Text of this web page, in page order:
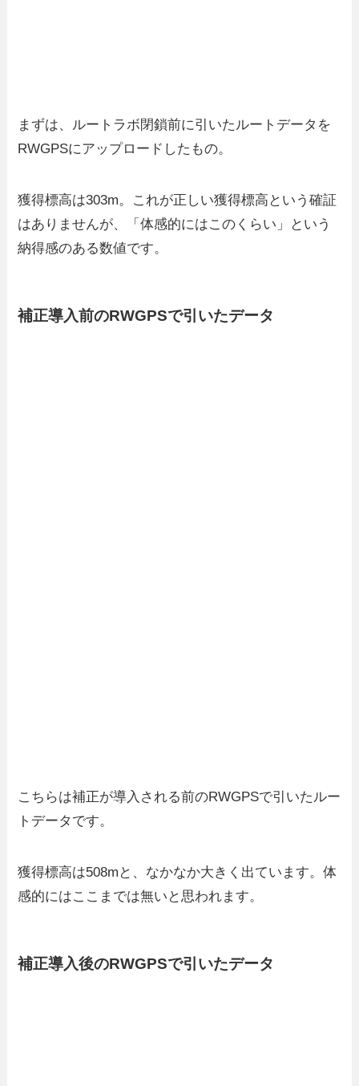
まずは、ルートラボ閉鎖前に引いたルートデータを
RWGPSにアップロードしたもの。
獲得標高は303m。これが正しい獲得標高という確証
はありませんが、「体感的にはこのくらい」という
納得感のある数値です。
補正導入前のRWGPSで引いたデータ
こちらは補正が導入される前のRWGPSで引いたルー
トデータです。
獲得標高は508mと、なかなか大きく出ています。体
感的にはここまでは無いと思われます。
補正導入後のRWGPSで引いたデータ